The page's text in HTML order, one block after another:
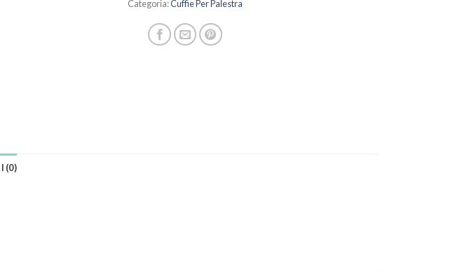
Categoria:Cuffie Per Palestra
(0)